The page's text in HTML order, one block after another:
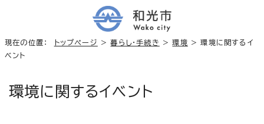
現在の位置： トップページ >暮らし・手続き >環境 > 環境に関するイ
ベント
環境に関するイベント